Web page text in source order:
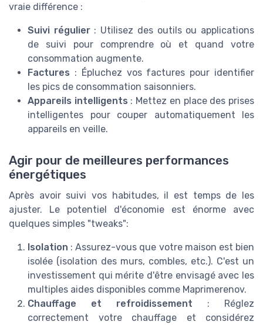
vraie différence :
Suivi régulier: Utilisez des outils ou applications
de suivi pour comprendre où et quand votre
consommation augmente.
Factures : Épluchez vos factures pour identifier
les pics de consommation saisonniers.
Appareils intelligents : Mettez en place des prises
intelligentes pour couper automatiquement les
appareils en veille.
Agir pour de meilleures performances
énergétiques
Après avoir suivi vos habitudes, il est temps de les
ajuster. Le potentiel d'économie est énorme avec
quelques simples "tweaks":
Isolation : Assurez-vous que votre maison est bien
isolée (isolation des murs, combles, etc.). C'est un
investissement qui mérite d'être envisagé avec les
multiples aides disponibles comme Maprimerenov.
Chauffage et refroidissement : Réglez
correctement votre chauffage et considérez